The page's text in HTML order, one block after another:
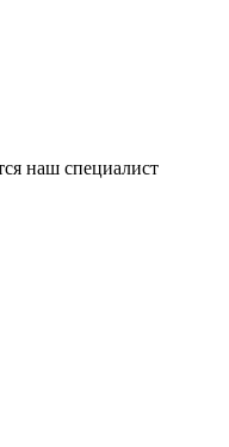
наш специалист